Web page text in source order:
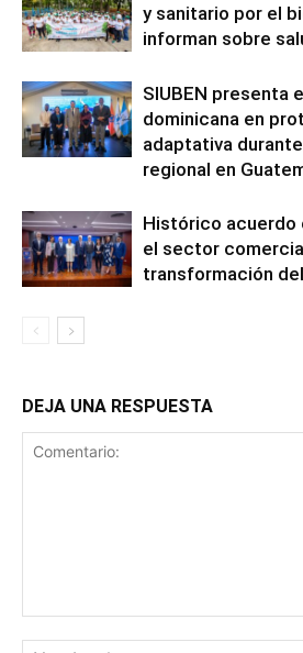
y sanitario por el
informan sobre
SIUBEN presenta
dominicana en
adaptativa
regional en
Histórico acuerdo
el sector
transformación
DEJA UNA RESPUESTA